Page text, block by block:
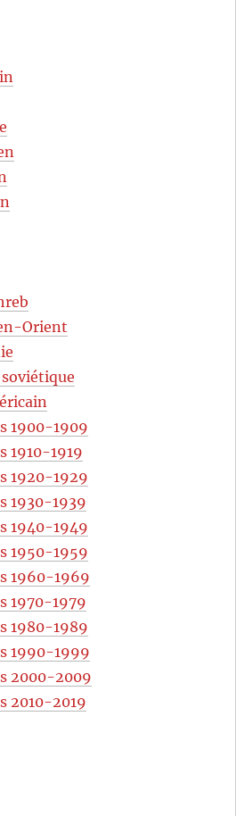
Orient
1900-1909
1910-1919
1920-1929
1930-1939
1940-1949
1950-1959
1960-1969
1970-1979
1980-1989
1990-1999
2000-2009
2010-2019